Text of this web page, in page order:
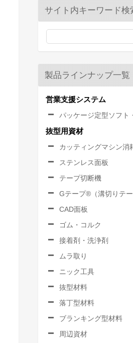
サイト内キーワード検
製品ラインナップ一覧
営業支援システム
パッケージ定型ソフト
抜型用資材
カッティングマシン消
ステンレス面板
テープ切断機
Gテープ®（溝切りテー
CAD面板
ゴム・コルク
接着剤・洗浄剤
ムラ取り
ニック工具
抜型材料
落丁型材料
ブランキング型材料
周辺資材